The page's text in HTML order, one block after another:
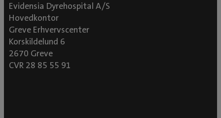
Evidensia Dyrehospital A/S
Hovedkontor
Greve Erhvervscenter
Korskildelund 6
2670 Greve
CVR 28 85 55 91